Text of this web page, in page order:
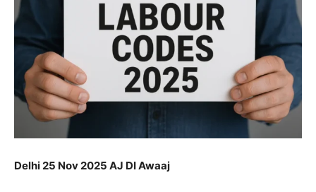
Delhi 25 Nov 2025 AJ DI Awaaj